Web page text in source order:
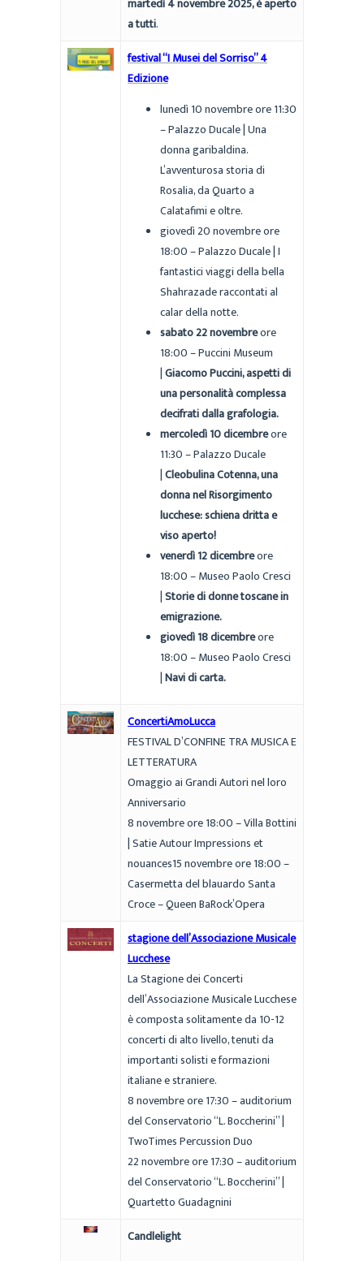
martedì 4 novembre 2025, è aperto
a tutti.
festival “I Musei del Sorriso” 4
Edizione
lunedì 10 novembre ore 11:30
– Palazzo Ducale | Una
donna garibaldina.
L’avventurosa storia di
Rosalia, da Quarto a
Calatafimi e oltre.
giovedì 20 novembre ore
18:00 – Palazzo Ducale | I
fantastici viaggi della bella
Shahrazade raccontati al
calar della notte.
sabato 22 novembreore
18:00 – Puccini Museum
|Giacomo Puccini, aspetti di
una personalità complessa
decifrati dalla grafologia.
mercoledì 10 dicembreore
11:30 – Palazzo Ducale
|Cleobulina Cotenna, una
donna nel Risorgimento
lucchese: schiena dritta e
viso aperto!
venerdì 12 dicembreore
18:00 – Museo Paolo Cresci
|Storie di donne toscane in
emigrazione.
giovedì 18 dicembreore
18:00 – Museo Paolo Cresci
|Navi di carta.
ConcertiAmoLucca
FESTIVAL D’CONFINE TRA MUSICA E
LETTERATURA
Omaggio ai Grandi Autori nel loro
Anniversario
8 novembre ore 18:00 – Villa Bottini
| Satie Autour Impressions et
nouances15 novembre ore 18:00 –
Casermetta del blauardo Santa
Croce – Queen BaRock’Opera
stagione dell’Associazione Musicale
Lucchese
La Stagione dei Concerti
dell’Associazione Musicale Lucchese
è composta solitamente da 10-12
concerti di alto livello, tenuti da
importanti solisti e formazioni
italiane e straniere.
8 novembre ore 17:30 – auditorium
del Conservatorio “L. Boccherini” |
TwoTimes Percussion Duo
22 novembre ore 17:30 – auditorium
del Conservatorio “L. Boccherini” |
Quartetto Guadagnini
Candlelight